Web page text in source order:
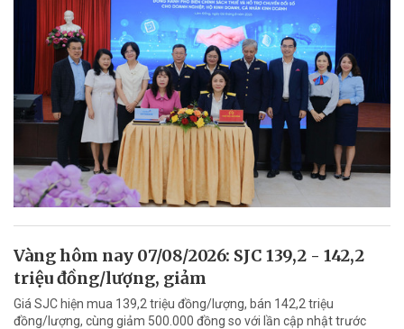
Vàng hôm nay 07/08/2026: SJC 139,2 - 142,2
triệu đồng/lượng, giảm
Giá SJC hiện mua 139,2 triệu đồng/lượng, bán 142,2 triệu
đồng/lượng, cùng giảm 500.000 đồng so với lần cập nhật trước